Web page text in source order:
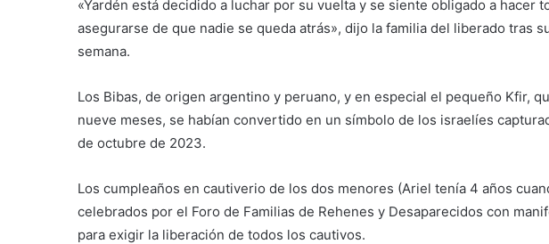
«Yardén está decidido a luchar por su vuelta y se siente obligado a hacer
asegurarse de que nadie se queda atrás», dijo la familia del liberado tras
semana.
Los Bibas, de origen argentino y peruano, y en especial el pequeño Kfir,
nueve meses, se habían convertido en un símbolo de los israelíes
de octubre de 2023.
Los cumpleaños en cautiverio de los dos menores (Ariel tenía 4 años
celebrados por el Foro de Familias de Rehenes y Desaparecidos con
para exigir la liberación de todos los cautivos.